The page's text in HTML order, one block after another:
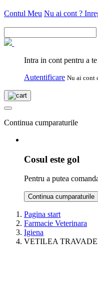
Contul Meu Nu ai cont ?
Intra in cont pentru a
Autentificare Nu ai cont
Continua cumparaturile
Cosul este gol
Pentru a putea
Continua cumparaturile
Pagina start
Farmacie Veterinara
Igiena
VETILEA